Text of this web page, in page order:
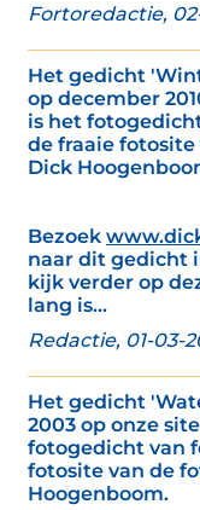
Fortoredactie,
Het gedicht
op december
is het
de fraaie fotosite
Dick
Bezoek
naar dit gedicht
kijk verder op
lang is...
Redactie, 01-03-
Het gedicht
2003 op onze
fotogedicht van
fotosite van de
Hoogenboom.